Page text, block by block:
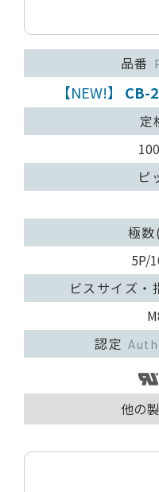
品番
【NEW!】 CB-
定
ピ
極
5P/
ビスサイズ・
認定
他の